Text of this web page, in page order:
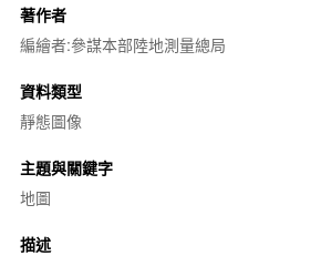
著作者
編繪者:參謀本部陸地測量總局
資料類型
靜態圖像
主題與關鍵字
地圖
描述